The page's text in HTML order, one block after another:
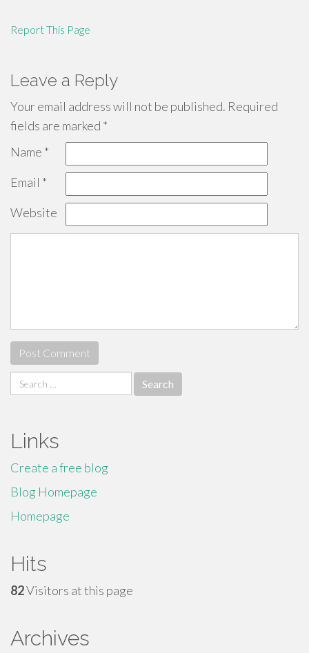
Report This Page
Leave a Reply
Your email address will not be published. Required
fields are marked *
Name *
Email *
Website
Search
for:
Links
Create a free blog
Blog Homepage
Homepage
Hits
82Visitors at this page
Archives